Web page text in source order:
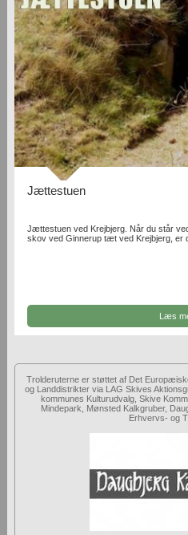
Jættestuen
Jættestuen ved Krejbjerg. Når du står
skov ved Ginnerup tæt ved Krejbjerg, er
Læs
Trolderuterne er støttet af Det
og Landdistrikter via LAG Skives
kommunes Kulturudvalg, Skive
Mindepark, Mønsted Kalkgruber,
Erhvervs- og